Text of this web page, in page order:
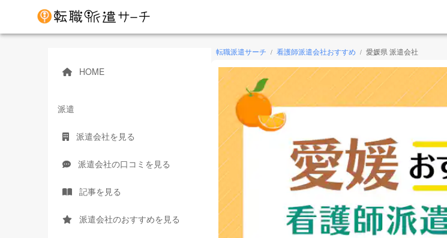
HOME
派遣
派遣会社を見る
派遣会社の口コミを見る
記事を見る
派遣会社のおすすめを見る
転職派遣サーチ / 看護師派遣会社おすすめ / 愛媛県 派遣会社